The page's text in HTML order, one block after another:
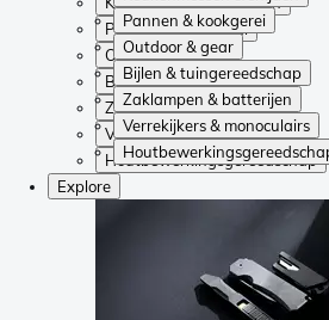
Pannen & kookgerei
Outdoor & gear
Bijlen & tuingereedschap
Zaklampen & batterijen
Verrekijkers & monoculairs
Pannen & kookgerei
Outdoor & gear
Bijlen & tuingereedschap
Zaklampen & batterijen
Verrekijkers & monoculairs
Houtbewerkingsgereedschap
Explore